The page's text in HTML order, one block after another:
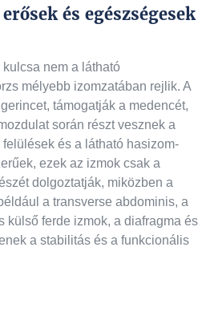
és egészségesek
nem a látható
mélyebb izomzatában rejlik. A
támogatják a medencét,
során részt vesznek a
és a látható hasizom-
ezek az izmok csak a
dolgoztatják, miközben a
a transverse abdominis, a
külső ferde izmok, a diafragma és
a stabilitás és a funkcionális